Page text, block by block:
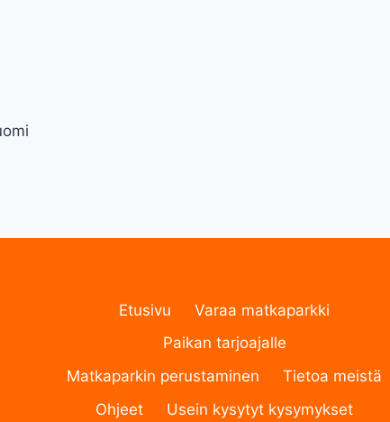
Etusivu
Varaa matkaparkki
Paikan tarjoajalle
Matkaparkin perustaminen
Tietoa meistä
Ohjeet
Usein kysytyt kysymykset